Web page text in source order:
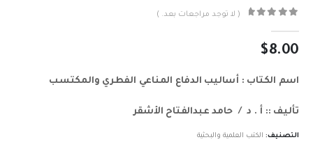
( لا توجد مراجعات بعد. )
$8.00
اسم الكتاب : أساليب الدفاع المناعي الفطري والمكتسب
تأليف :: أ . د / حامد عبدالفتاح الأشقر
التصنيف: الكتب العلمية والبحثية